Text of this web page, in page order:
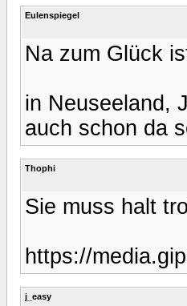
Eulenspiegel
Na zum Glück
in Neuseeland,
auch schon da
Thophi
Sie muss halt
https://
j_easy